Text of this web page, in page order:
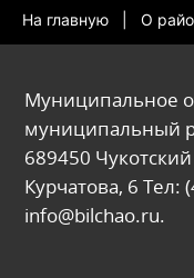
На главную О
Муниципальное
муниципальный
689450
Курчатова, 6 Тел:
info@bilchao.ru.